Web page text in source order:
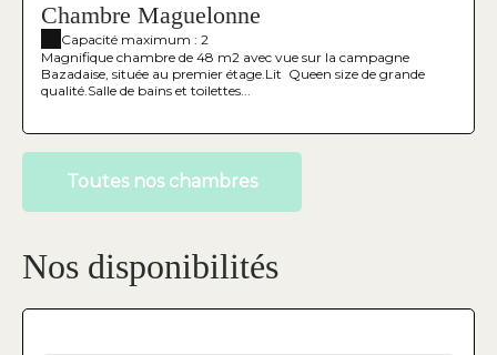
Chambre Maguelonne
Capacité maximum : 2
Magnifique chambre de 48 m2 avec vue sur la campagne
Bazadaise, située au premier étage.Lit Queen size de grande
qualité.Salle de bains et toilettes...
Toutes nos chambres
Nos disponibilités